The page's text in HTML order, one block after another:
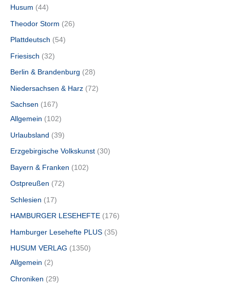
Husum
44
Theodor Storm
26
Plattdeutsch
54
Friesisch
32
Berlin & Brandenburg
28
Niedersachsen & Harz 72
Sachsen
167
Allgemein
102
Urlaubsland
39
Erzgebirgische Volkskunst 30
Bayern & Franken
102
Ostpreußen
72
Schlesien
17
HAMBURGER LESEHEFTE
176
Hamburger Lesehefte PLUS 35
HUSUM VERLAG
1350
Allgemein
2
Chroniken
29